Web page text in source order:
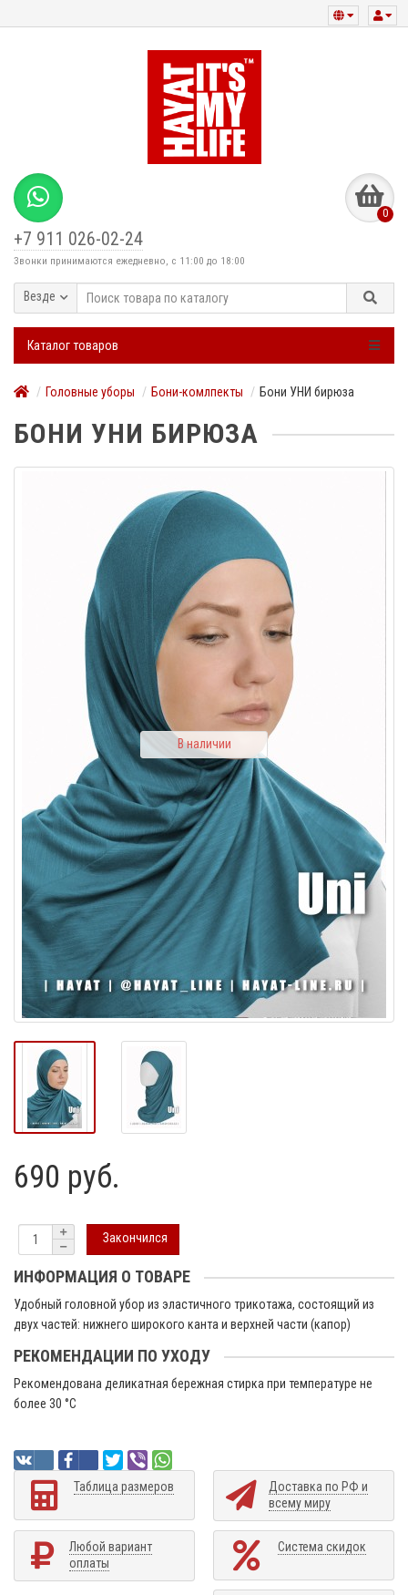
+7 911 026-02-24
Звонки принимаются ежедневно, с 11:00 до 18:00
0
Везде
Каталог товаров
Головные уборы Бони-комлпекты Бони УНИ бирюза
БОНИ УНИ БИРЮЗА
В наличии
690 руб.
Закончился
ИНФОРМАЦИЯ О ТОВАРЕ
Удобный головной убор из эластичного трикотажа, состоящий из
двух частей: нижнего широкого канта и верхней части (капор)
РЕКОМЕНДАЦИИ ПО УХОДУ
Рекомендована деликатная бережная стирка при температуре не
более 30 °C
Таблица размеров
Доставка по РФ и
всему миру
Любой вариант
оплаты
Система скидок